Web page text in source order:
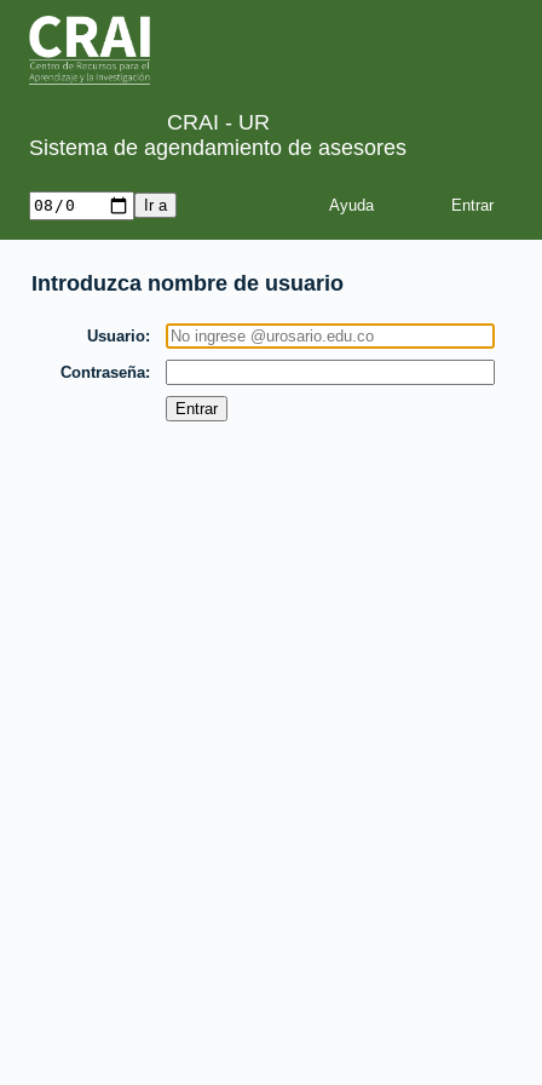
CRAI - UR
Sistema de agendamiento de asesores
Ayuda
Introduzca nombre de usuario
Usuario
Contraseña